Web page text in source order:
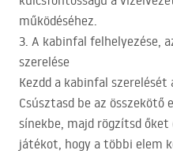
működéséhez.
3. A kabinfal felhelyezése,
szerelése
Kezdd a kabinfal
Csúsztasd be az összekötő
sínekbe, majd rögzítsd őket
játékot, hogy a többi elem